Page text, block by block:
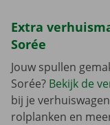
Extra
Sorée
Jouw spullen
Sorée? Bekijk de
bij je
rolplanken en